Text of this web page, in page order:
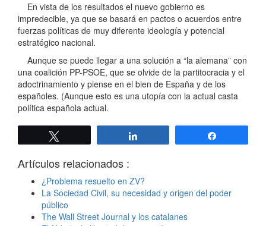
En vista de los resultados el nuevo gobierno es
impredecible, ya que se basará en pactos o acuerdos entre
fuerzas políticas de muy diferente ideología y potencial
estratégico nacional.
Aunque se puede llegar a una solución a “la alemana” con
una coalición PP-PSOE, que se olvide de la partitocracia y el
adoctrinamiento y piense en el bien de España y de los
españoles. (Aunque esto es una utopía con la actual casta
política española actual.
Artículos relacionados :
¿Problema resuelto en ZV?
La Sociedad Civil, su necesidad y origen del poder
público
The Wall Street Journal y los catalanes